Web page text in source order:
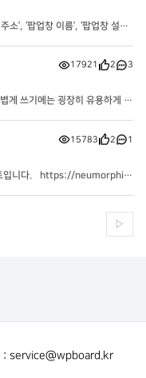
’, ‘팝업창 이름’, ‘팝업창 설
서의 최상의 페이지에서 오픈
17921 2 3
게 쓰기에는 굉장히 유용하게 사
15783 2 1
트입니다. https://neumorphis
▷
service@wpboard.kr